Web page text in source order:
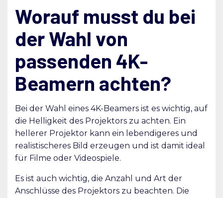
Worauf musst du bei
der Wahl von
passenden 4K-
Beamern achten?
Bei der Wahl eines 4K-Beamers ist es wichtig, auf
die Helligkeit des Projektors zu achten. Ein
hellerer Projektor kann ein lebendigeres und
realistischeres Bild erzeugen und ist damit ideal
für Filme oder Videospiele.
Es ist auch wichtig, die Anzahl und Art der
Anschlüsse des Projektors zu beachten. Die